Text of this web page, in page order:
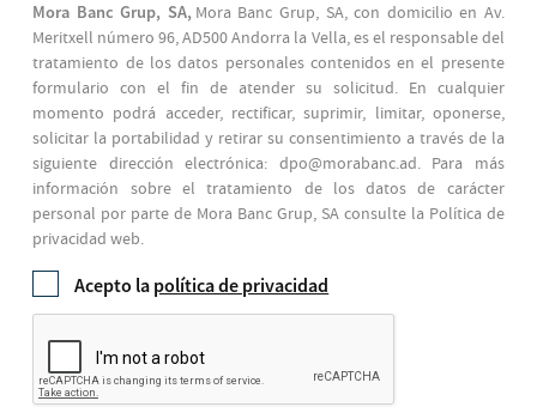
Mora Banc Grup, SA, Mora Banc Grup, SA, con domicilio en Av.
Meritxell número 96, AD500 Andorra la Vella, es el responsable del
tratamiento de los datos personales contenidos en el presente
formulario con el fin de atender su solicitud. En cualquier
momento podrá acceder, rectificar, suprimir, limitar, oponerse,
solicitar la portabilidad y retirar su consentimiento a través de la
siguiente dirección electrónica: dpo@morabanc.ad. Para más
información sobre el tratamiento de los datos de carácter
personal por parte de Mora Banc Grup, SA consulte la Política de
privacidad web.
Acepto la política de privacidad